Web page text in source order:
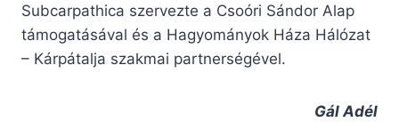
Subcarpathica szervezte a Csoóri Sándor Alap
támogatásával és a Hagyományok Háza Hálózat
– Kárpátalja szakmai partnerségével.
Gál Adél